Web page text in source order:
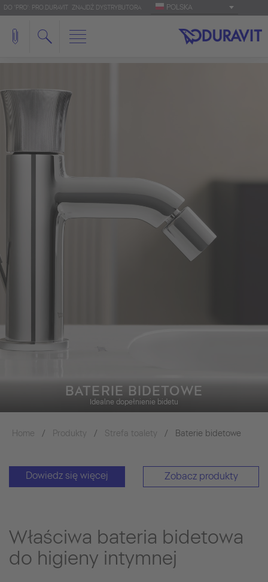
DO 'PRO': PRO.DURAVIT ZNAJDŹ DYSTRYBUTORA POLSKA
BATERIE BIDETOWE
Idealne dopełnienie bidetu
Home Produkty Strefa toalety Baterie bidetowe
Dowiedz się więcej Zobacz produkty
Właściwa bateria bidetowa
do higieny intymnej